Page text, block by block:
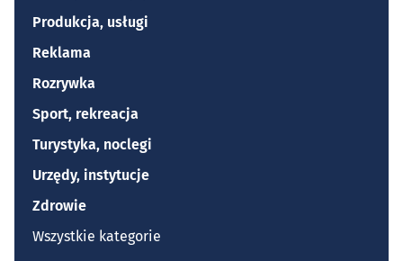
Produkcja, usługi
Reklama
Rozrywka
Sport, rekreacja
Turystyka, noclegi
Urzędy, instytucje
Zdrowie
Wszystkie kategorie